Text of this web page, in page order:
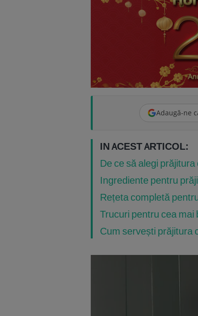
Adaugă-ne
IN ACEST ARTICOL:
De ce să alegi
Ingrediente pentru
Rețeta completă
Trucuri pentru cea mai
Cum servești prăjitura